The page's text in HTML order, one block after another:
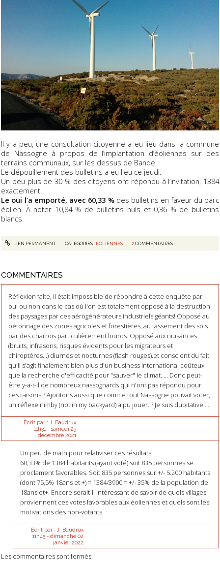
Il y a peu, une consultation citoyenne a eu lieu dans la commune
de Nassogne à propos de l’implantation d’éoliennes sur des
terrains communaux, sur les dessus de Bande.
Le dépouillement des bulletins a eu lieu ce jeudi.
Un peu plus de 30 % des citoyens ont répondu à l’invitation, 1384
exactement.
Le oui l’a emporté, avec 60,33 %des bulletins en faveur du parc
éolien. À noter 10,84 % de bulletins nuls et 0,36 % de bulletins
blancs.
LIEN PERMANENT CATÉGORIES : EOLIENNES 2COMMENTAIRES
COMMENTAIRES
Réflexion faite, il était impossible de répondre à cette enquête par
oui ou non dans le cas où l'on est totalement opposé à la destruction
des paysages par ces aérogénérateurs industriels géants! Opposé au
bétonnage des zones agricoles et forestières, au tassement des sols
par des charrois particulièrement lourds. Opposé aux nuisances
(bruits, infrasons, risques évidents pour les migrateurs et
chiroptères...) diurnes et nocturnes (flash rouges).et conscient du fait
qu'il s'agit finalement bien plus d'un business international coûteux
que la recherche d'efficacité pour "sauver" le climat..... Donc peut-
être y-a-t-il de nombreux nassognards qui n'ont pas répondu pour
ces raisons ? Ajoutons aussi que comme tout Nassogne pouvait voter,
un réflexe nimby (not in my backyard) a pu jouer. ? Je suis dubitative.....
Écrit par : J. Baudrux
11h31 - samedi 25
décembre 2021
Un peu de math pour relativiser ces résultats.
60,33% de 1384 habitants (ayant voté) soit 835 personnes se
proclament favorables. Soit 835 personnes sur +/- 5.200 habitants
(dont 75,5% 18ans et +) = 1384/3900 = +/- 35% de la population de
18ans et+. Encore serait-il intéressant de savoir de quels villages
proviennent ces votes favorables aux éoliennes et quels sont les
motivations des non-votants.
Écrit par : J. Baudrux
11h45- dimanche 02
janvier 2022
Les commentaires sont fermés.